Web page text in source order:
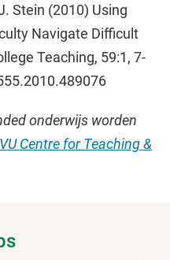
Stein (2010) Using
Navigate Difficult
Teaching, 59:1, 7-
onderwijs worden
VU Centre for Teaching &